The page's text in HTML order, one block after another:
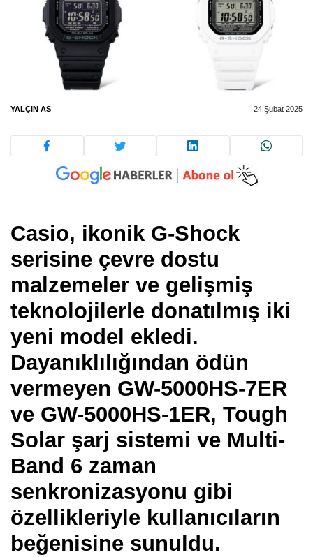
YALÇIN AS 24 Şubat 2025
Casio, ikonik G-Shock
serisine çevre dostu
malzemeler ve gelişmiş
teknolojilerle donatılmış iki
yeni model ekledi.
Dayanıklılığından ödün
vermeyen GW-5000HS-7ER
ve GW-5000HS-1ER, Tough
Solar şarj sistemi ve Multi-
Band 6 zaman
senkronizasyonu gibi
özellikleriyle kullanıcıların
beğenisine sunuldu.